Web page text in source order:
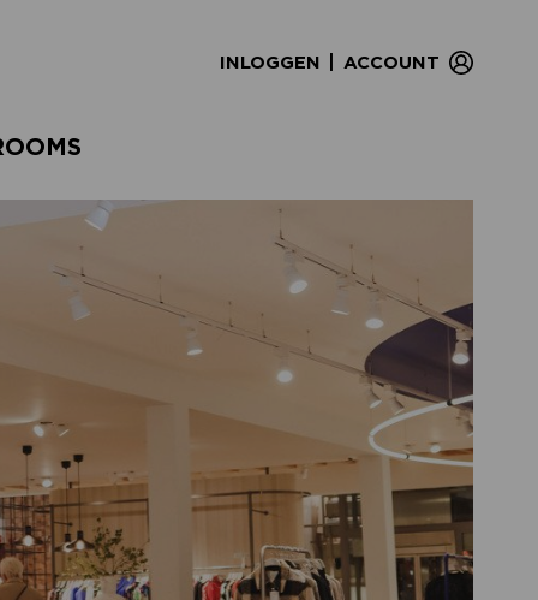
INLOGGEN ACCOUNT